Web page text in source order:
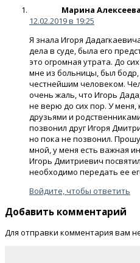
Марина Алексеева
12.02.2019 в 19:25
Я знала Игоря
дела в суде, была его
это огромная утрата. До
мне из больницы, был
честнейшим человеком.
очень жаль, что Игорь
не верю до сих пор. У меня,
друзьями и
позвонил друг Игоря
но пока не позвонил.
мной, у меня есть важная
Игорь Дмитриевич
необходимо передать ее
Войдите, чтобы ответить
Добавить комментарий
Для отправки комментария вам